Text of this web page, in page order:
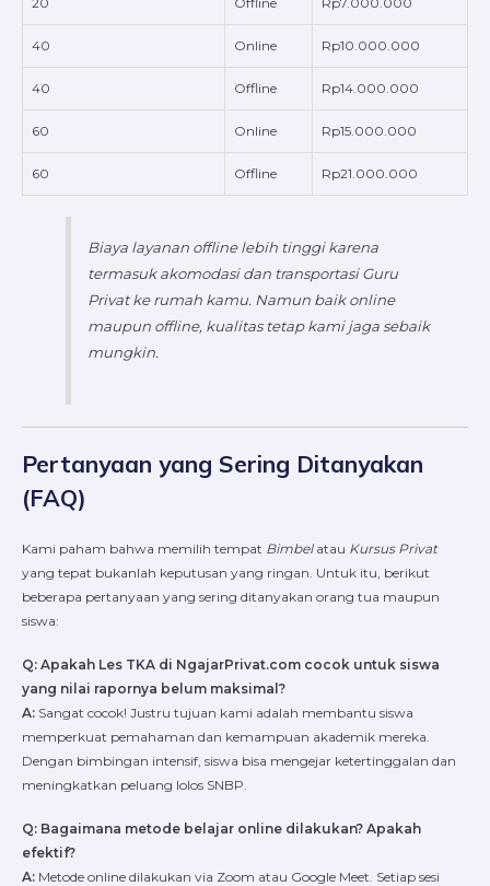
40 Online Rp10.000.000
40 Offline Rp14.000.000
60 Online Rp15.000.000
60 Offline Rp21.000.000
Biaya layanan offline lebih tinggi karena
termasuk akomodasi dan transportasi Guru
Privat ke rumah kamu. Namun baik online
maupun offline, kualitas tetap kami jaga sebaik
mungkin.
Pertanyaan yang Sering Ditanyakan
(FAQ)
Kami paham bahwa memilih tempat Bimbelatau Kursus Privat
yang tepat bukanlah keputusan yang ringan. Untuk itu, berikut
beberapa pertanyaan yang sering ditanyakan orang tua maupun
siswa:
Q: Apakah Les TKA di NgajarPrivat.com cocok untuk siswa
yang nilai rapornya belum maksimal?
A: Sangat cocok! Justru tujuan kami adalah membantu siswa
memperkuat pemahaman dan kemampuan akademik mereka.
Dengan bimbingan intensif, siswa bisa mengejar ketertinggalan dan
meningkatkan peluang lolos SNBP.
Q: Bagaimana metode belajar online dilakukan? Apakah
efektif?
A: Metode online dilakukan via Zoom atau Google Meet. Setiap sesi